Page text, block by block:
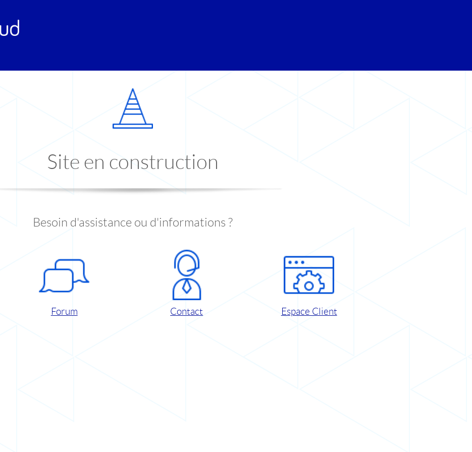
Site en construction
Besoin d'assistance ou d'informations ?
Forum Contact Espace Client